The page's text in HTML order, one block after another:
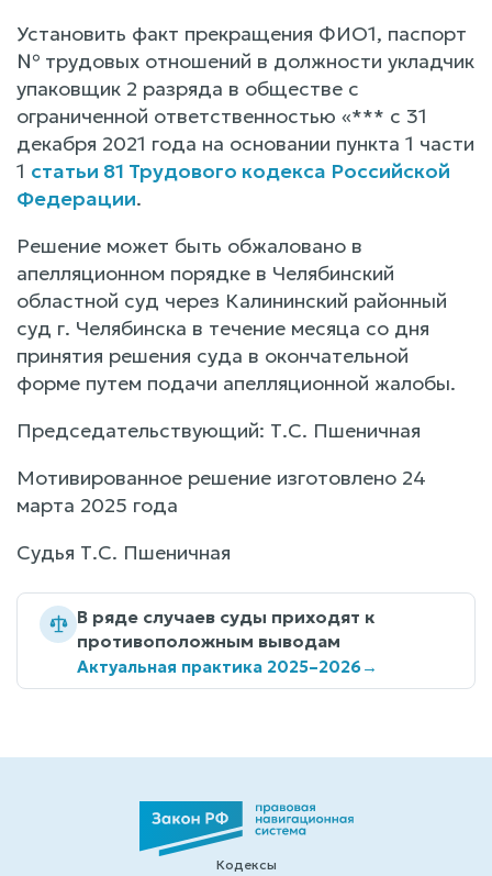
Установить факт прекращения ФИО1, паспорт
№ трудовых отношений в должности укладчик
упаковщик 2 разряда в обществе с
ограниченной ответственностью «*** с 31
декабря 2021 года на основании пункта 1 части
1 статьи 81 Трудового кодекса Российской
Федерации.
Решение может быть обжаловано в
апелляционном порядке в Челябинский
областной суд через Калининский районный
суд г. Челябинска в течение месяца со дня
принятия решения суда в окончательной
форме путем подачи апелляционной жалобы.
Председательствующий: Т.С. Пшеничная
Мотивированное решение изготовлено 24
марта 2025 года
Судья Т.С. Пшеничная
В ряде случаев суды приходят к
противоположным выводам
Актуальная практика 2025–2026→
Кодексы